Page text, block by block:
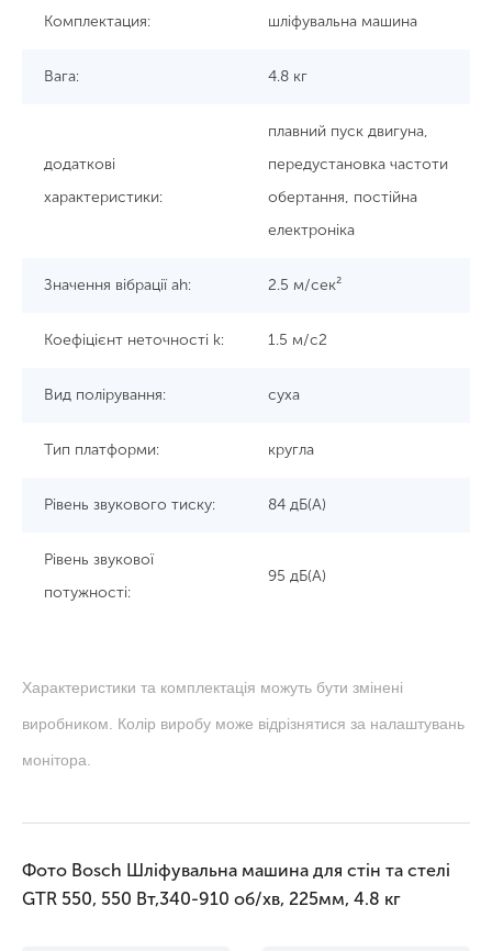
Комплектация: шліфувальна машина
Вага: 4.8 кг
додаткові
характеристики:
плавний пуск двигуна,
передустановка частоти
обертання, постійна
електроніка
Значення вібрації ah: 2.5 м/сек²
Коефіцієнт неточності k: 1.5 м/с2
Вид полірування: суха
Тип платформи: кругла
Рівень звукового тиску: 84 дБ(А)
Рівень звукової
потужності:
95 дБ(А)
Характеристики та комплектація можуть бути змінені
виробником. Колір виробу може відрізнятися за налаштувань
монітора.
Фото Bosch Шліфувальна машина для стін та стелі
GTR 550, 550 Вт,340-910 об/хв, 225мм, 4.8 кг